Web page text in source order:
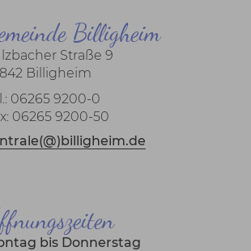
Billigheim
Straße 9
Billigheim
06265 9200-0
06265 9200-50
bis Donnerstag